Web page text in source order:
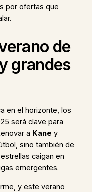
por ofertas que
de
grandes
en el horizonte, los
será clave para
a Kane y
sino también de
caigan en
emergentes.
y este verano